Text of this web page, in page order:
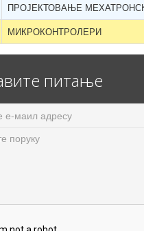
ПРОЈЕКТОВАЊЕ
МИКРОКОНТРОЛЕРИ
питање